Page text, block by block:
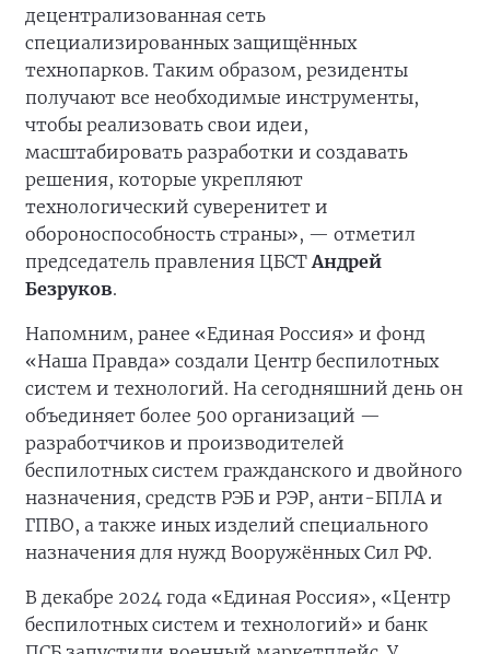
децентрализованная сеть
специализированных защищённых
технопарков. Таким образом, резиденты
получают все необходимые инструменты,
чтобы реализовать свои идеи,
масштабировать разработки и создавать
решения, которые укрепляют
технологический суверенитет и
обороноспособность страны», — отметил
председатель правления ЦБСТАндрей
Безруков.
Напомним, ранее «Единая Россия» и фонд
«Наша Правда» создали Центр беспилотных
систем и технологий. На сегодняшний день он
объединяет более 500 организаций —
разработчиков и производителей
беспилотных систем гражданского и двойного
назначения, средств РЭБ и РЭР, анти-БПЛА и
ГПВО, а также иных изделий специального
назначения для нужд Вооружённых Сил РФ.
В декабре 2024 года «Единая Россия», «Центр
беспилотных систем и технологий» и банк